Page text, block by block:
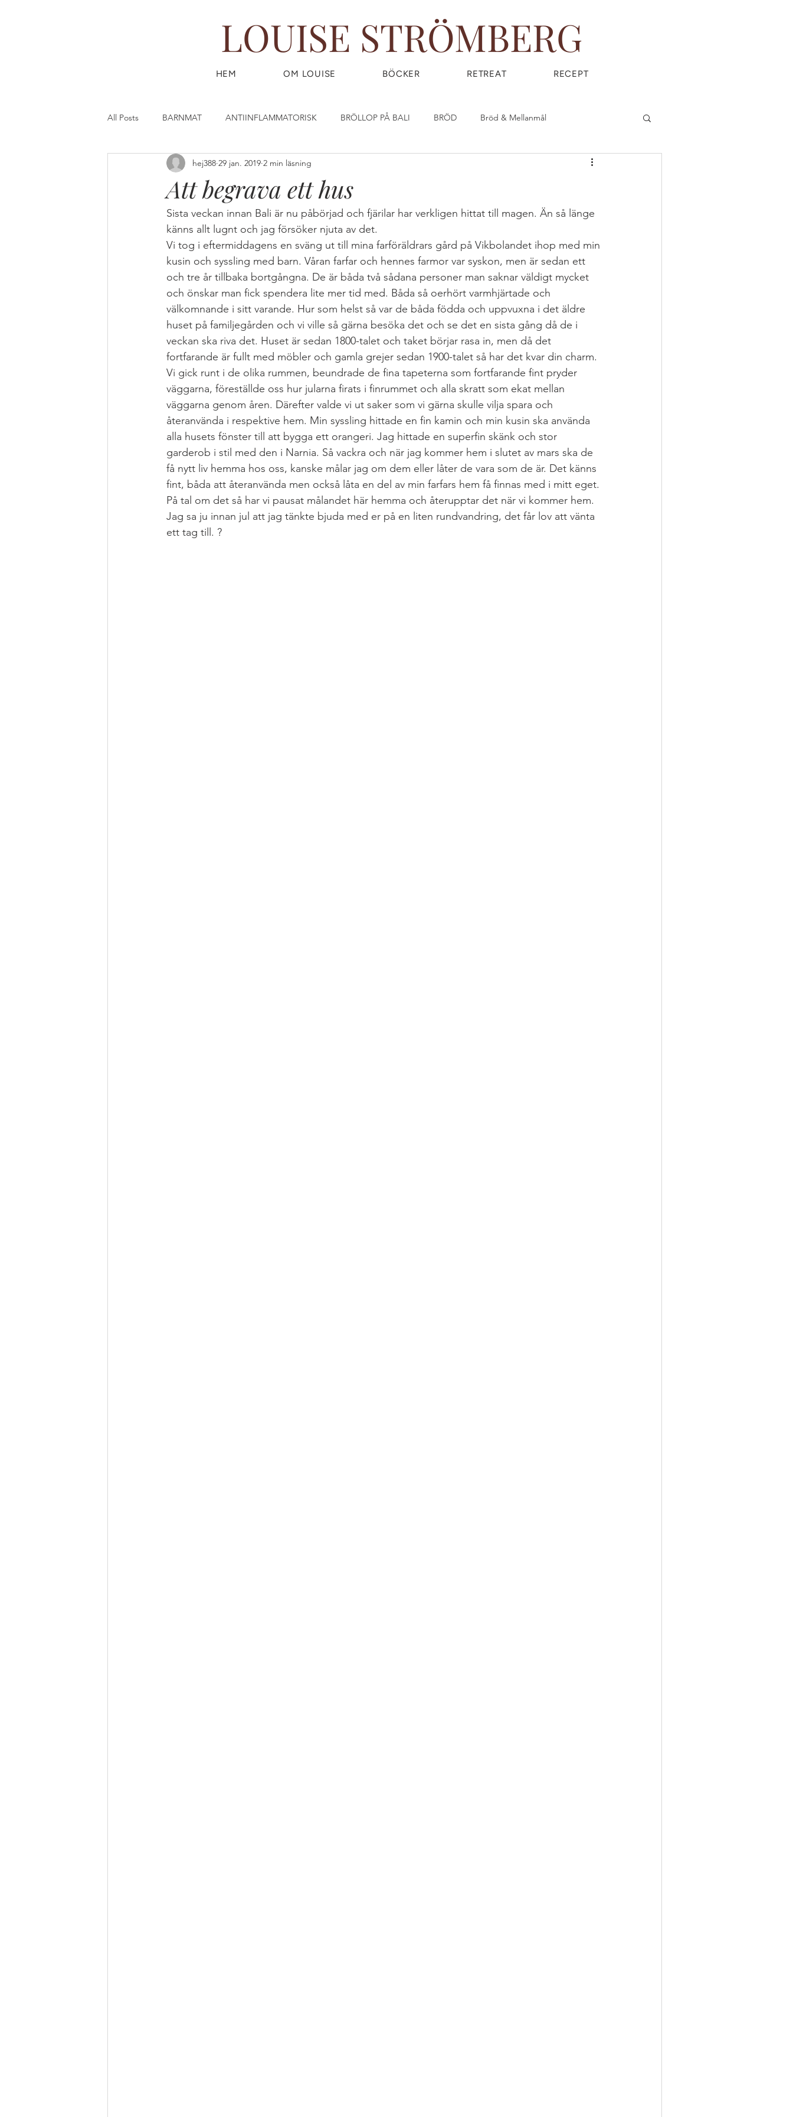
LOUISE STRÖMBERG
HEM OM LOUISE BÖCKER RETREAT RECEPT
All Posts BARNMAT ANTIINFLAMMATORISK BRÖLLOP PÅ BALI BRÖD Bröd & Mellanmål
DESSERT & FIKA DRYCK DIY - DO IT YOURSELF Everyday Magic
FISK & SKALDJUR FAST (SLOW) FOOD FRUKOST GIY - GROW IT YOURSELF Glass
GÖR DIN EGEN HUDVÅRD GIRLPOWER WEDNESDAY Great Food GÖR DINA EGNA STÄDPRODUKTER
JUL Health Hacks LCHF & PALEO LÖPNING & TRÄNING Lunch & Middag
MAT FROM SCRATCH Pizza & paj MELLANMÅL RESA
Att begrava ett hus
hej388 29 jan. 2019 2 min läsning
Sista veckan innan Bali är nu påbörjad och fjärilar har verkligen hittat till magen. Än så länge
känns allt lugnt och jag försöker njuta av det.
Vi tog i eftermiddagens en sväng ut till mina farföräldrars gård på Vikbolandet ihop med min
kusin och syssling med barn. Våran farfar och hennes farmor var syskon, men är sedan ett
och tre år tillbaka bortgångna. De är båda två sådana personer man saknar väldigt mycket
och önskar man fick spendera lite mer tid med. Båda så oerhört varmhjärtade och
välkomnande i sitt varande. Hur som helst så var de båda födda och uppvuxna i det äldre
huset på familjegården och vi ville så gärna besöka det och se det en sista gång då de i
veckan ska riva det. Huset är sedan 1800-talet och taket börjar rasa in, men då det
fortfarande är fullt med möbler och gamla grejer sedan 1900-talet så har det kvar din charm.
Vi gick runt i de olika rummen, beundrade de fina tapeterna som fortfarande fint pryder
väggarna, föreställde oss hur jularna firats i finrummet och alla skratt som ekat mellan
väggarna genom åren. Därefter valde vi ut saker som vi gärna skulle vilja spara och
återanvända i respektive hem. Min syssling hittade en fin kamin och min kusin ska använda
alla husets fönster till att bygga ett orangeri. Jag hittade en superfin skänk och stor
garderob i stil med den i Narnia. Så vackra och när jag kommer hem i slutet av mars ska de
få nytt liv hemma hos oss, kanske målar jag om dem eller låter de vara som de är. Det känns
fint, båda att återanvända men också låta en del av min farfars hem få finnas med i mitt eget.
På tal om det så har vi pausat målandet här hemma och återupptar det när vi kommer hem.
Jag sa ju innan jul att jag tänkte bjuda med er på en liten rundvandring, det får lov att vänta
ett tag till. ?